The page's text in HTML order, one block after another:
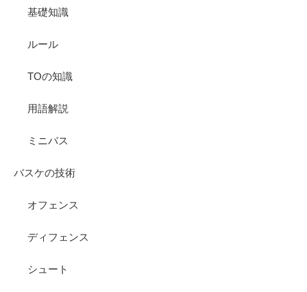
基礎知識
ルール
TOの知識
用語解説
ミニバス
バスケの技術
オフェンス
ディフェンス
シュート